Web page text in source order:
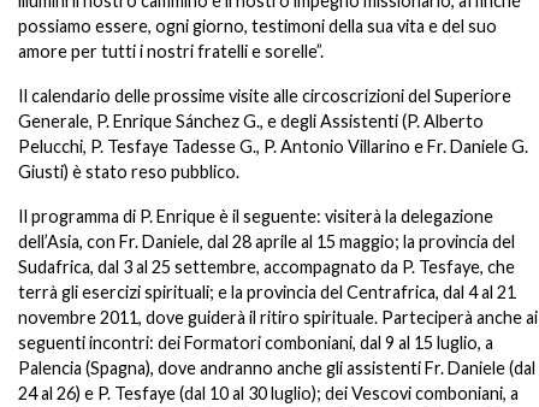
possiamo essere, ogni giorno, testimoni della sua vita e del suo
amore per tutti i nostri fratelli e sorelle”.
Il calendario delle prossime visite alle circoscrizioni del Superiore
Generale, P. Enrique Sánchez G., e degli Assistenti (P. Alberto
Pelucchi, P. Tesfaye Tadesse G., P. Antonio Villarino e Fr. Daniele G.
Giusti) è stato reso pubblico.
Il programma di P. Enrique è il seguente: visiterà la delegazione
dell’Asia, con Fr. Daniele, dal 28 aprile al 15 maggio; la provincia del
Sudafrica, dal 3 al 25 settembre, accompagnato da P. Tesfaye, che
terrà gli esercizi spirituali; e la provincia del Centrafrica, dal 4 al 21
novembre 2011, dove guiderà il ritiro spirituale. Parteciperà anche ai
seguenti incontri: dei Formatori comboniani, dal 9 al 15 luglio, a
Palencia (Spagna), dove andranno anche gli assistenti Fr. Daniele (dal
24 al 26) e P. Tesfaye (dal 10 al 30 luglio); dei Vescovi comboniani, a